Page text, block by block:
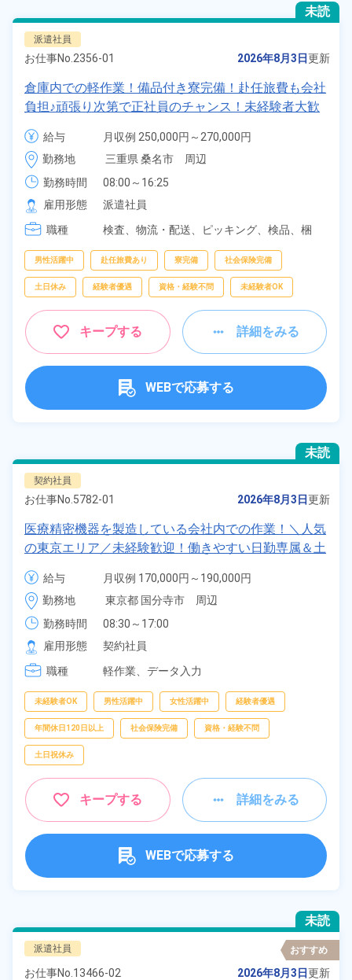
アルバイト・パート
正社員 ※無期雇用派遣
期間従業員
こだわり 選択してください
タグ 選択してください
ド
自宅周辺の
お仕事
Geo API」(HeartRails Inc.)
未読
派遣社員
お仕事No. 2356-01 2026年8月3日更新
倉庫内での軽作業！備品付き寮完備！赴任旅費も会社
負担♪頑張り次第で正社員のチャンス！未経験者大歓
迎★《三重県桑名市》
給与
月収例 250,000円～270,000円
時給 1,320円～1,320円
勤務地
三重県 桑名市　周辺
勤務時間
08:00～16:25
雇用形態
派遣社員
職種
検査、 物流・配送、 ピッキング、 検品、 梱
男性活躍中 赴任旅費あり 寮完備 社会保険完備
土日休み 経験者優遇 資格・経験不問 未経験者OK
キープする 詳細をみる
WEBで応募する
未読
契約社員
お仕事No. 5782-01 2026年8月3日更新
医療精密機器を製造している会社内での作業！＼人気
の東京エリア／未経験歓迎！働きやすい日勤専属＆土
日祝休み！残業＆休出少なめ！日払い制度あり！食堂
利用OK！嬉しい年間休日125日！《東京都国分寺市》
給与
月収例 170,000円～190,000円
時給 1,250円～1,250円
勤務地
東京都 国分寺市　周辺
勤務時間
08:30～17:00
雇用形態
契約社員
職種
軽作業、 データ入力
未経験者OK 男性活躍中 女性活躍中 経験者優遇
年間休日120日以上 社会保険完備 資格・経験不問
土日祝休み
キープする 詳細をみる
WEBで応募する
未読
派遣社員 おすすめ
お仕事No. 13466-02 2026年8月3日更新